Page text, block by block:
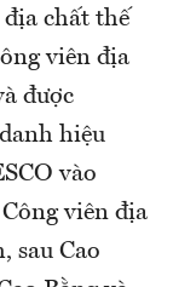
chất thế
viên địa
được
hiệu
vào
viên địa
sau Cao